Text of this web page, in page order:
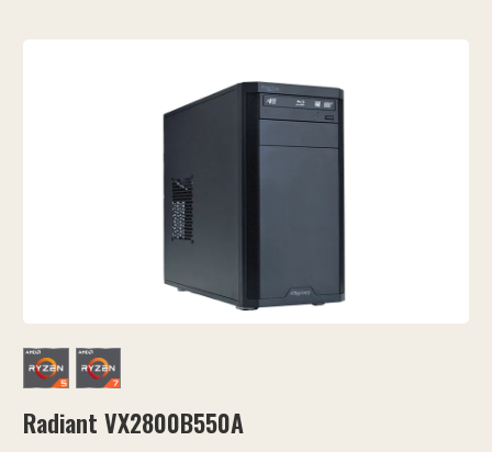
Radiant VX2800B550A